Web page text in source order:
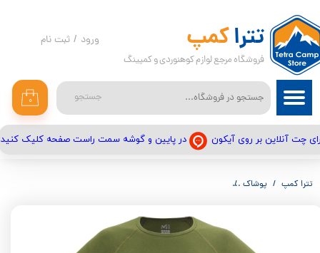
جستجو ۰
ورود / ثبت نام
حساب کاربری من
تغییر گذر واژه
سفارشات
خروج از حساب کاربری
چت آنلاین بر روی آیکون در پایین و گوشه سمت راست صفحه کلیک کنید
تتراکمپ
فروشگاه مرجع لوازم کوهنوردی و کمپینگ
تترا کمپ پوشاک